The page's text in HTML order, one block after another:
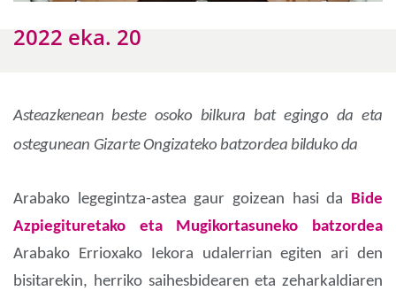
2022 eka. 20
Asteazkenean beste osoko bilkura bat egingo da eta
ostegunean Gizarte Ongizateko batzordea bilduko da
Arabako legegintza-astea gaur goizean hasi da
Bide
Azpiegituretako eta Mugikortasuneko batzordea
Arabako Errioxako Iekora udalerrian egiten ari den
bisitarekin, herriko saihesbidearen eta zeharkaldiaren